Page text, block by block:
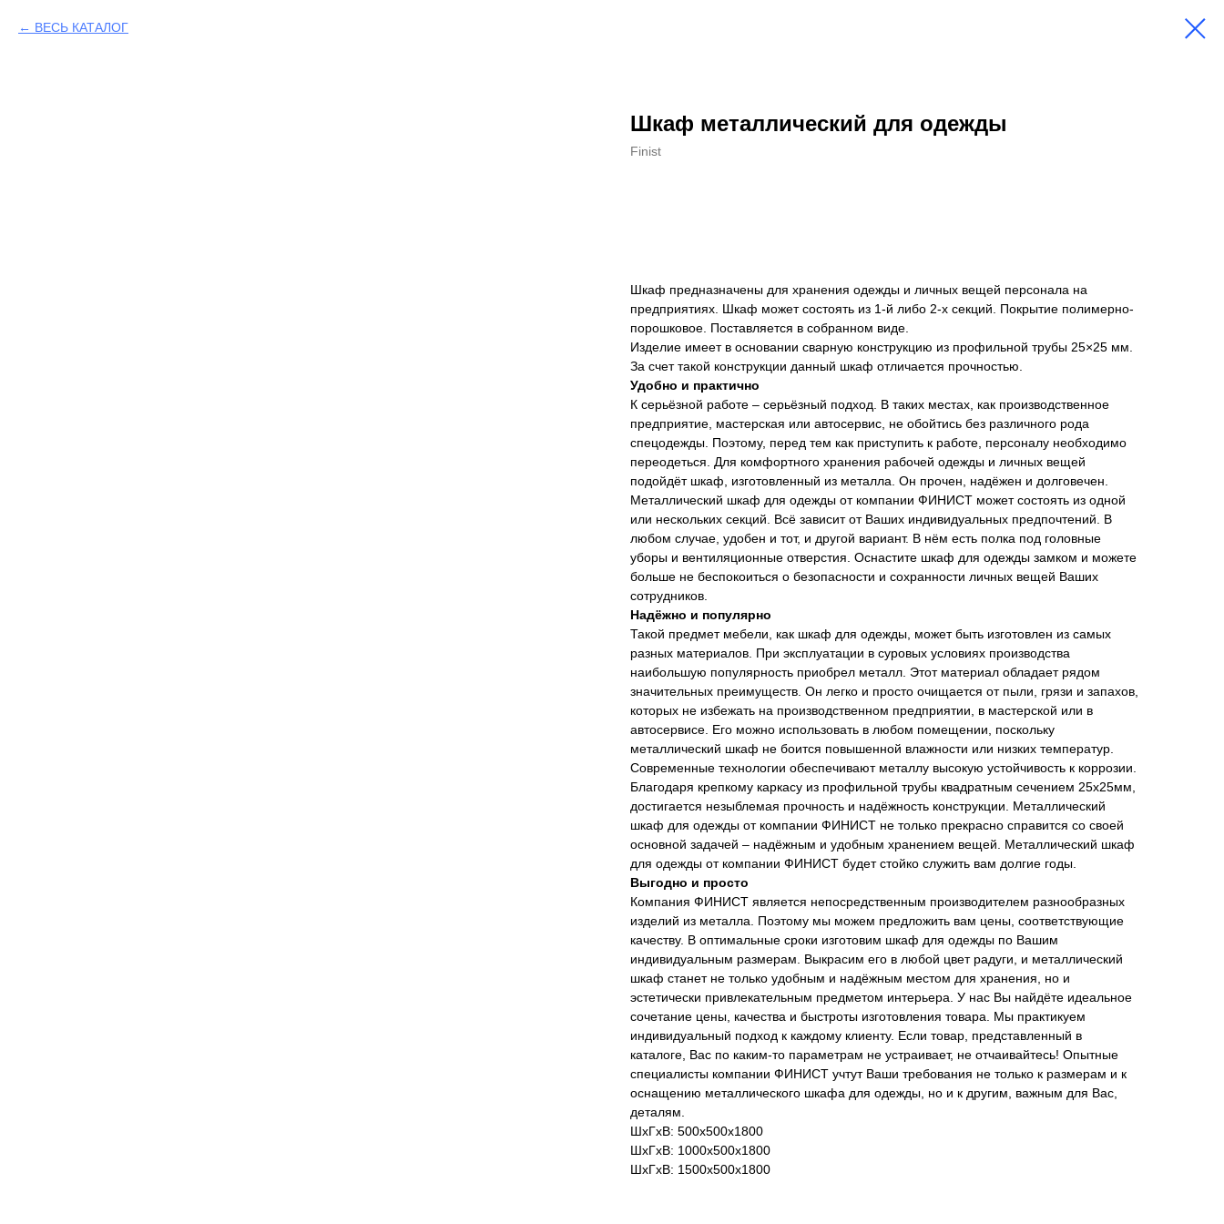
ВЕСЬ КАТАЛОГ
Шкаф металлический для одежды
Finist
Шкаф предназначены для хранения одежды и личных вещей персонала на
предприятиях. Шкаф может состоять из 1-й либо 2-х секций. Покрытие полимерно-
порошковое. Поставляется в собранном виде.
Изделие имеет в основании сварную конструкцию из профильной трубы 25×25 мм.
За счет такой конструкции данный шкаф отличается прочностью.
Удобно и практично
К серьёзной работе – серьёзный подход. В таких местах, как производственное
предприятие, мастерская или автосервис, не обойтись без различного рода
спецодежды. Поэтому, перед тем как приступить к работе, персоналу необходимо
переодеться. Для комфортного хранения рабочей одежды и личных вещей
подойдёт шкаф, изготовленный из металла. Он прочен, надёжен и долговечен.
Металлический шкаф для одежды от компании ФИНИСТ может состоять из одной
или нескольких секций. Всё зависит от Ваших индивидуальных предпочтений. В
любом случае, удобен и тот, и другой вариант. В нём есть полка под головные
уборы и вентиляционные отверстия. Оснастите шкаф для одежды замком и можете
больше не беспокоиться о безопасности и сохранности личных вещей Ваших
сотрудников.
Надёжно и популярно
Такой предмет мебели, как шкаф для одежды, может быть изготовлен из самых
разных материалов. При эксплуатации в суровых условиях производства
наибольшую популярность приобрел металл. Этот материал обладает рядом
значительных преимуществ. Он легко и просто очищается от пыли, грязи и запахов,
которых не избежать на производственном предприятии, в мастерской или в
автосервисе. Его можно использовать в любом помещении, поскольку
металлический шкаф не боится повышенной влажности или низких температур.
Современные технологии обеспечивают металлу высокую устойчивость к коррозии.
Благодаря крепкому каркасу из профильной трубы квадратным сечением 25х25мм,
достигается незыблемая прочность и надёжность конструкции. Металлический
шкаф для одежды от компании ФИНИСТ не только прекрасно справится со своей
основной задачей – надёжным и удобным хранением вещей. Металлический шкаф
для одежды от компании ФИНИСТ будет стойко служить вам долгие годы.
Выгодно и просто
Компания ФИНИСТ является непосредственным производителем разнообразных
изделий из металла. Поэтому мы можем предложить вам цены, соответствующие
качеству. В оптимальные сроки изготовим шкаф для одежды по Вашим
индивидуальным размерам. Выкрасим его в любой цвет радуги, и металлический
шкаф станет не только удобным и надёжным местом для хранения, но и
эстетически привлекательным предметом интерьера. У нас Вы найдёте идеальное
сочетание цены, качества и быстроты изготовления товара. Мы практикуем
индивидуальный подход к каждому клиенту. Если товар, представленный в
каталоге, Вас по каким-то параметрам не устраивает, не отчаивайтесь! Опытные
специалисты компании ФИНИСТ учтут Ваши требования не только к размерам и к
оснащению металлического шкафа для одежды, но и к другим, важным для Вас,
деталям.
ШхГхВ: 500х500х1800
ШхГхВ: 1000х500х1800
ШхГхВ: 1500х500х1800